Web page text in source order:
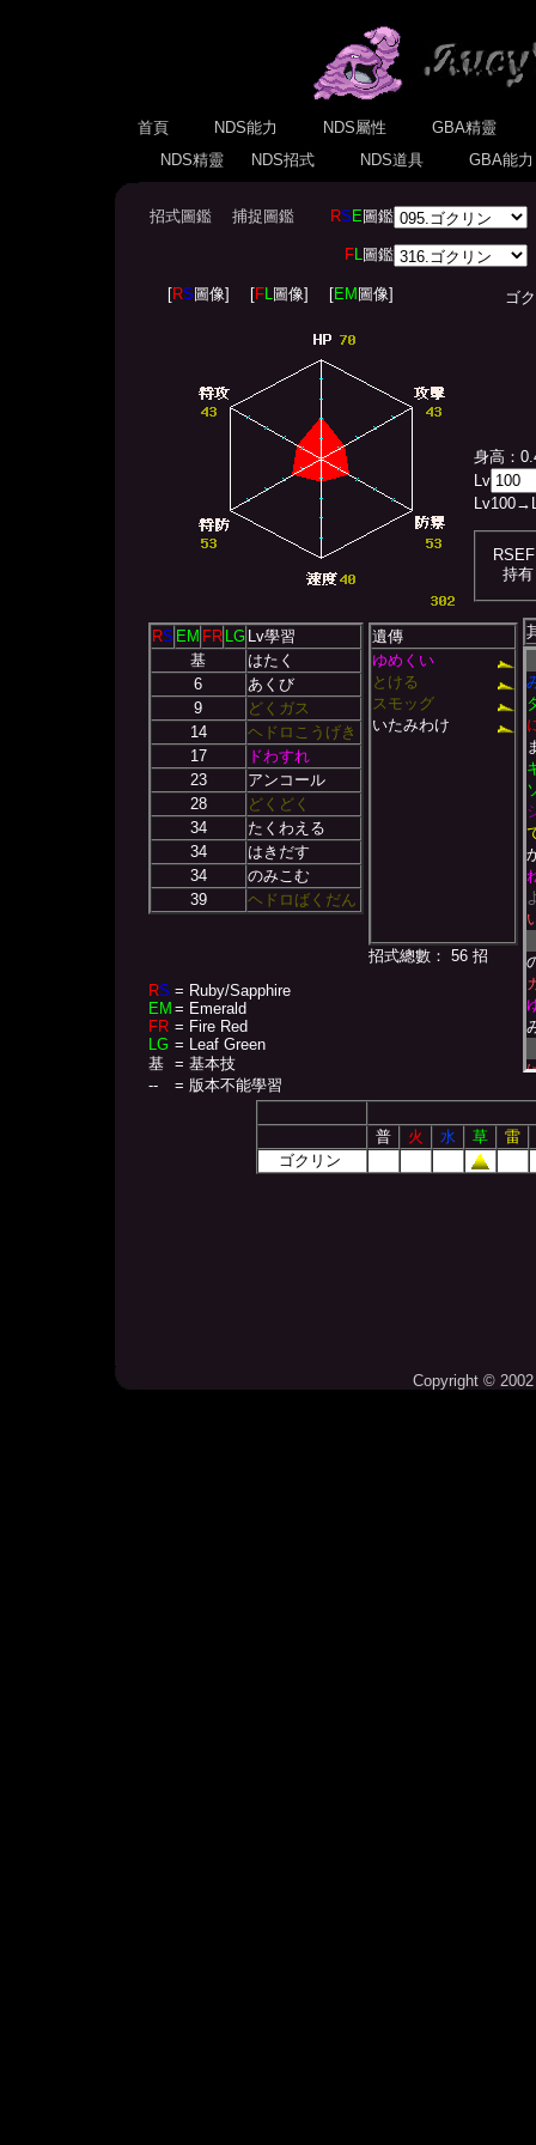
首頁 NDS能力 NDS屬性
GBA精靈
NDS精靈
NDS招式 NDS道具 GBA能
招式圖鑑 捕捉圖鑑 RS E圖鑑
FL圖鑑
[RS 圖像] [FL圖像] [EM 圖像] ゴク
身高：
Lv
Lv100
持有
RS EM FR LG Lv學習
基
はたく
6
あくび
9
どくガス
14
ヘドロこうげき
17
ドわすれ
23
アンコール
28
どくどく
34
たくわえる
34
はきだす
34
のみこむ
39
ヘドロばくだん
RS = Ruby/Sapphire
EM = Emerald
FR = Fire Red
LG = Leaf Green
基
= 基本技
--
= 版本不能學習
遺傳
ゆめくい
とける
スモッグ
いたみわけ
招式總數： 56 招
普 火 水 草
雷
ゴクリン
Copyright ©